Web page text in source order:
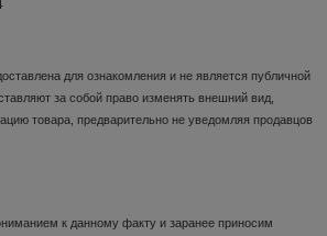
для ознакомления и не является публичной
за собой право изменять внешний вид,
товара, предварительно не уведомляя продавцов
к данному факту и заранее приносим